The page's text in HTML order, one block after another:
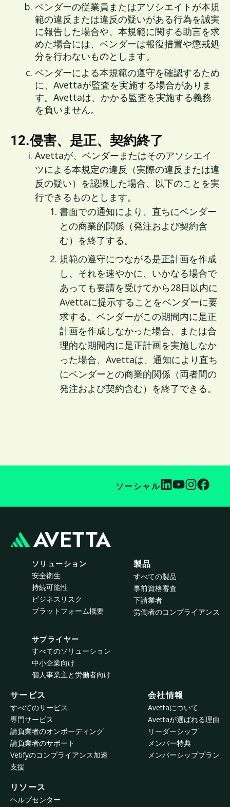
ベンダーの従業員またはアソシエイトが本規
範の違反または違反の疑いがある行為を誠実
に報告した場合や、本規範に関する助言を求
めた場合には、ベンダーは報復措置や懲戒処
分を行わないものとします。
ベンダーによる本規範の遵守を確認するため
に、Avettaが監査を実施する場合がありま
す。Avettaは、かかる監査を実施する義務
を負いません。
12.侵害、是正、契約終了
Avettaが、ベンダーまたはそのアソシエイ
ツによる本規定の違反（実際の違反または違
反の疑い）を認識した場合、以下のことを実
行できるものとします。
書面での通知により、直ちにベンダー
との商業的関係（発注および契約含
む）を終了する。
規範の遵守につながる是正計画を作成
し、それを速やかに、いかなる場合で
あっても要請を受けてから28日以内に
Avettaに提示することをベンダーに要
求する。ベンダーがこの期間内に是正
計画を作成しなかった場合、または合
理的な期間内に是正計画を実施しなか
った場合、Avettaは、通知により直ち
にベンダーとの商業的関係（両者間の
発注および契約含む）を終了できる。
ソーシャル
ソリューション
安全衛生
持続可能性
ビジネスリスク
プラットフォーム概要
サプライヤー
すべてのソリューション
中小企業向け
個人事業主と労働者向け
製品
すべての製品
事前資格審査
下請業者
労働者のコンプライアンス
サービス
すべてのサービス
専門サービス
請負業者のオンボーディング
請負業者のサポート
Vetifyのコンプライアンス加速
支援
会社情報
Avettaについて
Avettaが選ばれる理由
リーダーシップ
メンバー特典
メンバーシッププラン
リソース
ヘルプセンター